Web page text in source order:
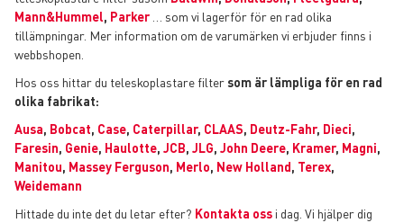
Mann&Hummel, Parker … som vi lagerför för en rad olika
tillämpningar. Mer information om de varumärken vi erbjuder finns i
webbshopen.
Hos oss hittar du teleskoplastare filtersom är lämpliga för en rad
olika fabrikat:
Ausa, Bobcat, Case, Caterpillar, CLAAS, Deutz-Fahr, Dieci,
Faresin, Genie, Haulotte, JCB, JLG, John Deere, Kramer, Magni,
Manitou, Massey Ferguson, Merlo, New Holland, Terex,
Weidemann
Hittade du inte det du letar efter? Kontakta oss i dag. Vi hjälper dig